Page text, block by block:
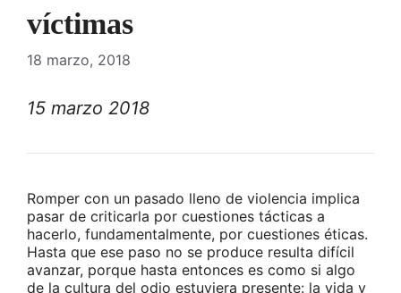
víctimas
18 marzo, 2018
15 marzo 2018
Romper con un pasado lleno de violencia implica
pasar de criticarla por cuestiones tácticas a
hacerlo, fundamentalmente, por cuestiones éticas.
Hasta que ese paso no se produce resulta difícil
avanzar, porque hasta entonces es como si algo
de la cultura del odio estuviera presente: la vida y